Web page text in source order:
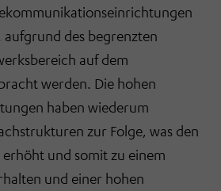
aufgrund des begrenzten
auf dem
werden. Die hohen
haben wiederum
zur Folge, was den
und somit zu einem
und einer hohen